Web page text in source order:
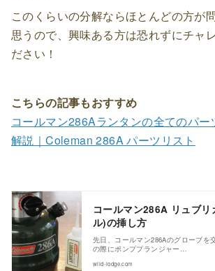
このくらいの分解ならほとんどの方が
思うので、興味ある方は恐れずにチャ
ださい！
こちらの記事もおすすめ
コールマン286Aランタンの全てのパー
解説｜Coleman 286A パーツリスト
コールマン286A リュブリ
ル)の挿し方
先日、コールマン286Aのグローブを
の際にポンププランジャー…
wild-lodge.com